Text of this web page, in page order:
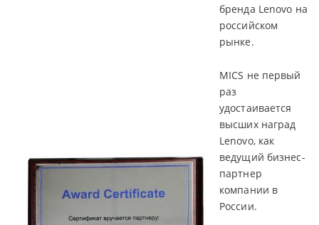
бренда Lenovo на
российском
рынке.
MICS не первый
раз
удостаивается
высших наград
Lenovo, как
ведущий бизнес-
партнер
компании в
России.